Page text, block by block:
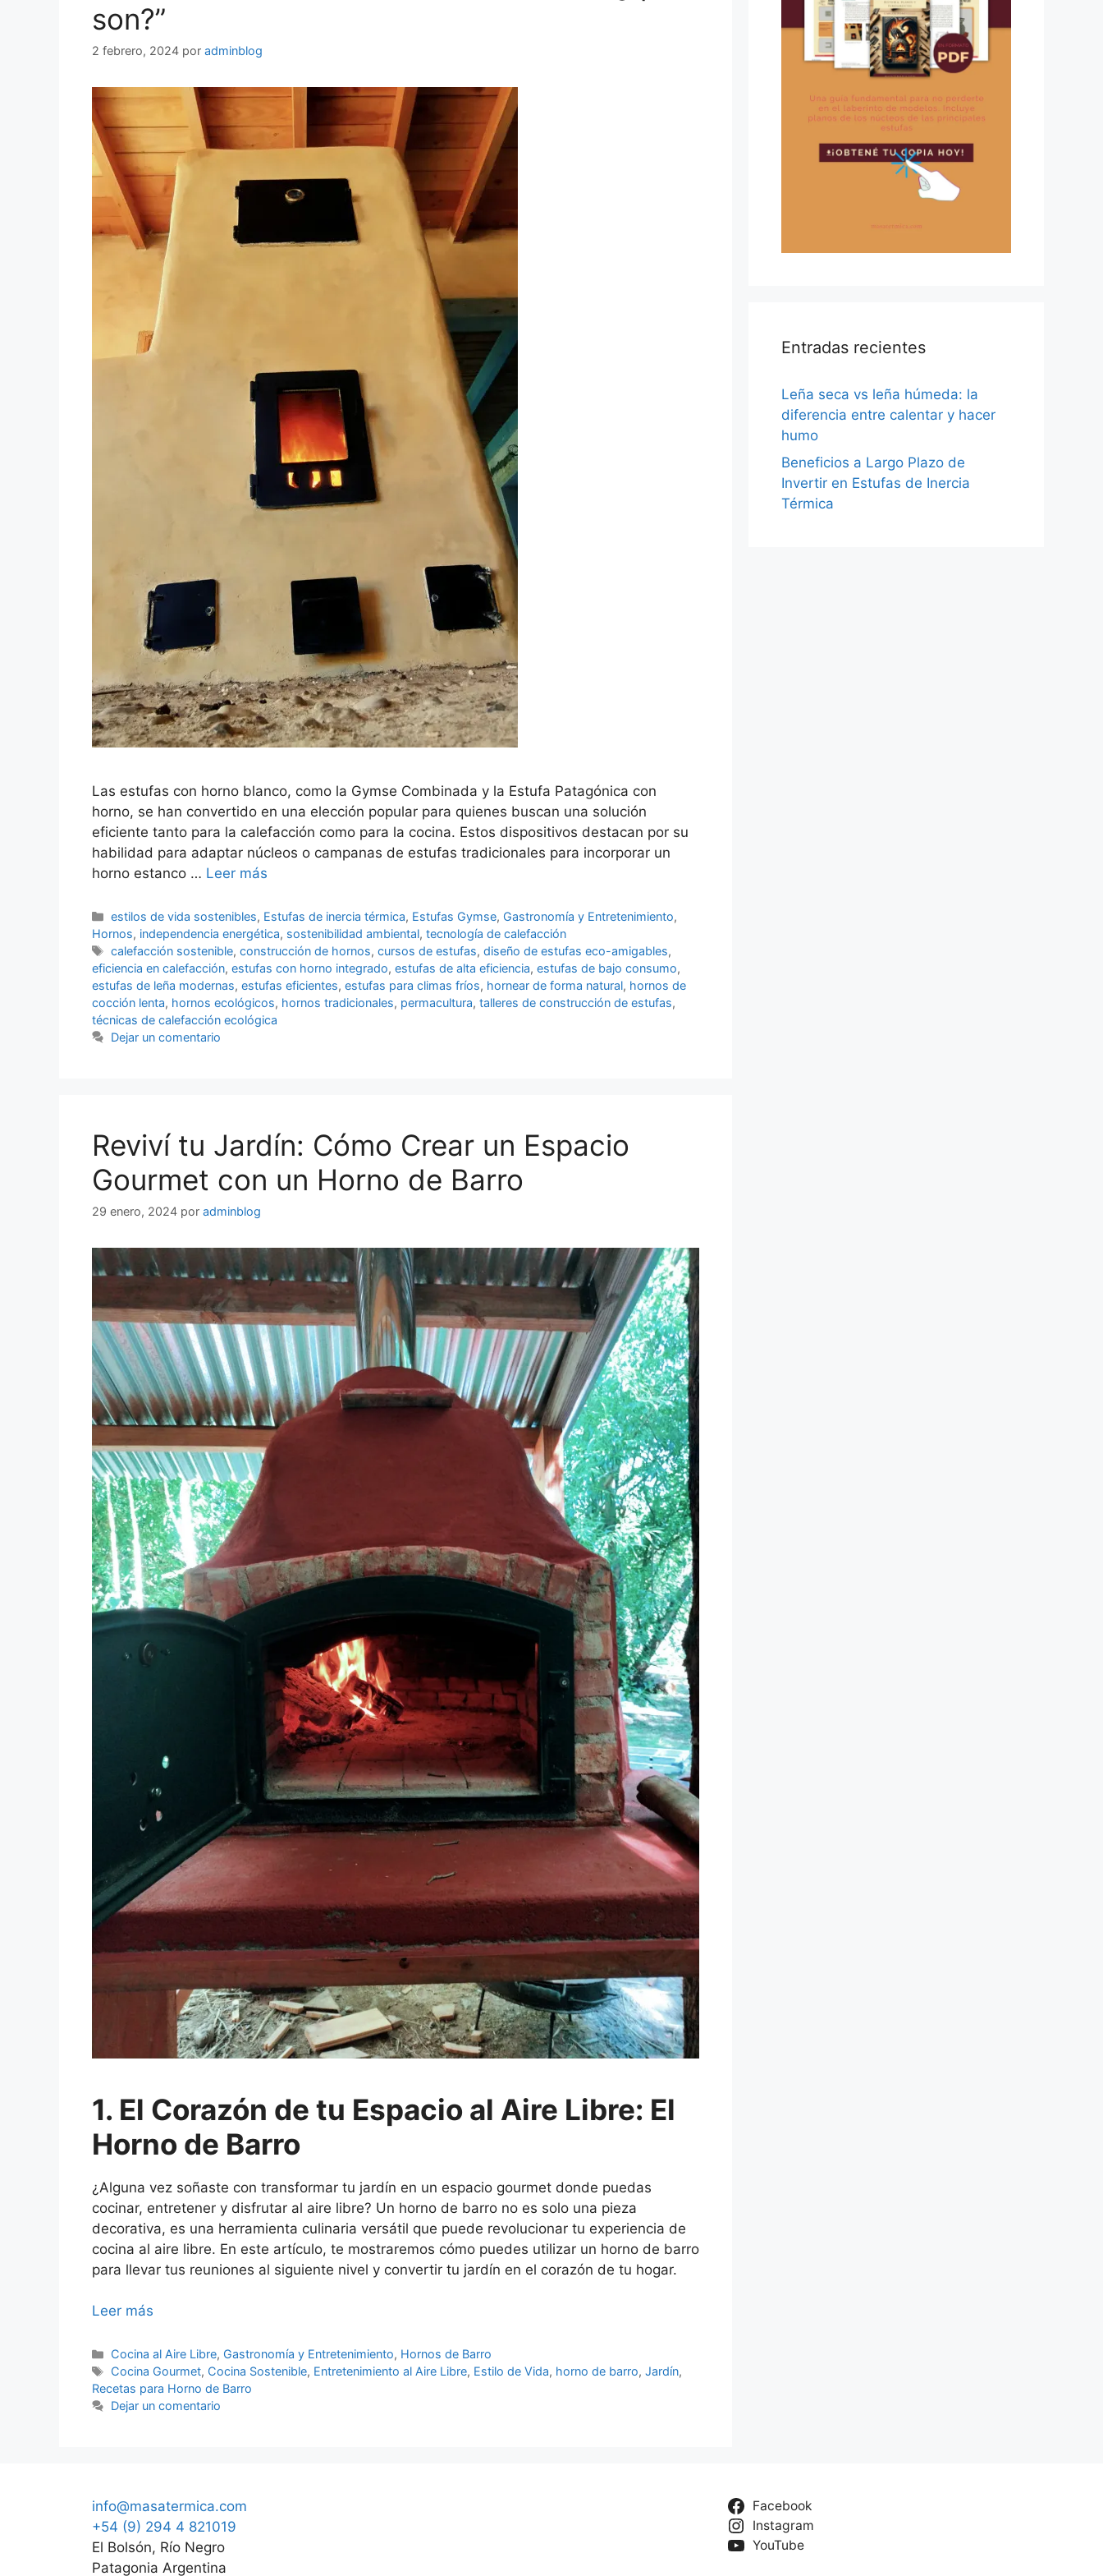
son?”
2 febrero, 2024 por adminblog
Las estufas con horno blanco, como la Gymse Combinada y la Estufa Patagónica con
horno, se han convertido en una elección popular para quienes buscan una solución
eficiente tanto para la calefacción como para la cocina. Estos dispositivos destacan por su
habilidad para adaptar núcleos o campanas de estufas tradicionales para incorporar un
horno estanco … Leer más
Categorías
estilos de vida sostenibles, Estufas de inercia térmica, Estufas Gymse, Gastronomía y Entretenimiento,
Hornos, independencia energética, sostenibilidad ambiental, tecnología de calefacción
Etiquetas
calefacción sostenible,construcción de hornos,cursos de estufas,diseño de estufas eco-amigables,
eficiencia en calefacción, estufas con horno integrado, estufas de alta eficiencia, estufas de bajo consumo,
estufas de leña modernas, estufas eficientes, estufas para climas fríos, hornear de forma natural, hornos de
cocción lenta, hornos ecológicos, hornos tradicionales, permacultura, talleres de construcción de estufas,
técnicas de calefacción ecológica
Dejar un comentario
Reviví tu Jardín: Cómo Crear un Espacio
Gourmet con un Horno de Barro
29 enero, 2024 por adminblog
1. El Corazón de tu Espacio al Aire Libre: El
Horno de Barro
¿Alguna vez soñaste con transformar tu jardín en un espacio gourmet donde puedas
cocinar, entretener y disfrutar al aire libre? Un horno de barro no es solo una pieza
decorativa, es una herramienta culinaria versátil que puede revolucionar tu experiencia de
cocina al aire libre. En este artículo, te mostraremos cómo puedes utilizar un horno de barro
para llevar tus reuniones al siguiente nivel y convertir tu jardín en el corazón de tu hogar.
Leer más
Categorías
Cocina al Aire Libre, Gastronomía y Entretenimiento, Hornos de Barro
Etiquetas
Cocina Gourmet, Cocina Sostenible, Entretenimiento al Aire Libre, Estilo de Vida, horno de barro,Jardín,
Recetas para Horno de Barro
Dejar un comentario
Entradas recientes
Leña seca vs leña húmeda: la
diferencia entre calentar y hacer
humo
Beneficios a Largo Plazo de
Invertir en Estufas de Inercia
Térmica
info@masatermica.com
+54 (9) 294 4 821019
El Bolsón, Río Negro
Patagonia Argentina
Facebook
Instagram
YouTube